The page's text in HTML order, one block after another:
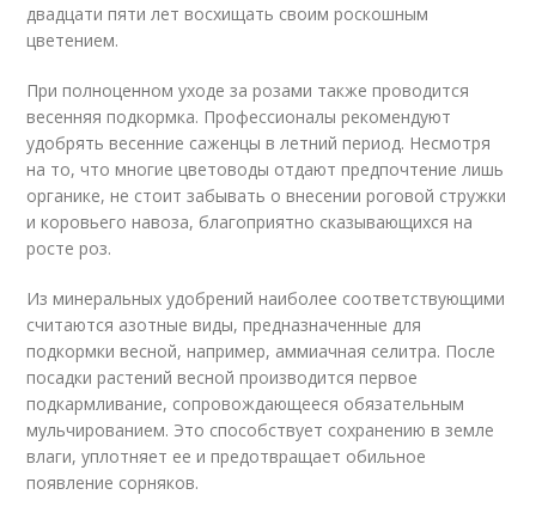
двадцати пяти лет восхищать своим роскошным
цветением.
При полноценном уходе за розами также проводится
весенняя подкормка. Профессионалы рекомендуют
удобрять весенние саженцы в летний период. Несмотря
на то, что многие цветоводы отдают предпочтение лишь
органике, не стоит забывать о внесении роговой стружки
и коровьего навоза, благоприятно сказывающихся на
росте роз.
Из минеральных удобрений наиболее соответствующими
считаются азотные виды, предназначенные для
подкормки весной, например, аммиачная селитра. После
посадки растений весной производится первое
подкармливание, сопровождающееся обязательным
мульчированием. Это способствует сохранению в земле
влаги, уплотняет ее и предотвращает обильное
появление сорняков.